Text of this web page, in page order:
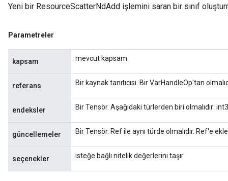
Yeni bir ResourceScatterNdAdd işlemini saran bir sınıf
Parametreler
kapsam mevcut kapsam
referans Bir kaynak tanıtıcısı. Bir VarHandleOp'tan
endeksler Bir Tensör. Aşağıdaki türlerden biri olmalıdır:
güncellemeler Bir Tensör. Ref ile aynı türde olmalıdır. Ref'e
seçenekler isteğe bağlı nitelik değerlerini taşır